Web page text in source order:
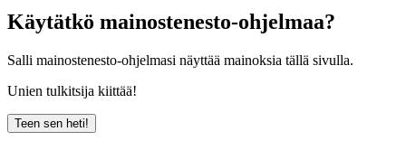
Käytätkö mainostenesto-ohjelmaa?
Salli mainostenesto-ohjelmasi näyttää mainoksia tällä sivulla.
Unien tulkitsija kiittää!
Teen sen heti!